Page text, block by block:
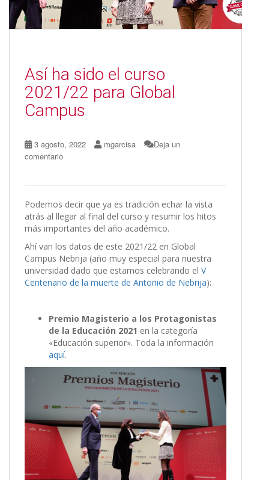
Así ha sido el curso
2021/22 para Global
Campus
3 agosto, 2022 mgarcisa
Deja un
comentario
Podemos decir que ya es tradición echar la vista
atrás al llegar al final del curso y resumir los hitos
más importantes del año académico.
Ahí van los datos de este 2021/22 en Global
Campus Nebrija (año muy especial para nuestra
universidad dado que estamos celebrando el V
Centenario de la muerte de Antonio de Nebrija):
Premio Magisterio a los Protagonistas
de la Educación 2021 en la categoría
«Educación superior». Toda la información
aquí.